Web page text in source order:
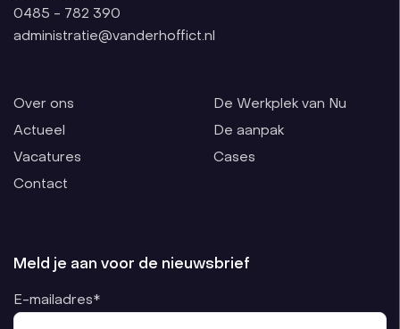
0485 - 782 390
administratie@vanderhoffict.nl
Over ons
Actueel
Vacatures
Contact
De Werkplek van Nu
De aanpak
Cases
Meld je aan voor de nieuwsbrief
E-mailadres*